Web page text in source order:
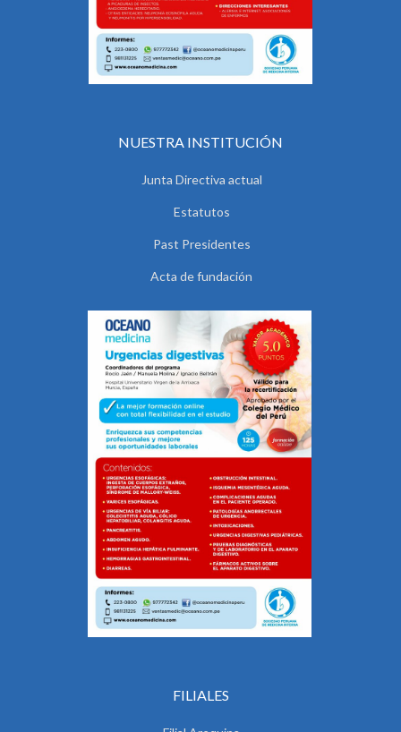
NUESTRA INSTITUCIÓN
Junta Directiva actual
Estatutos
Past Presidentes
Acta de fundación
FILIALES